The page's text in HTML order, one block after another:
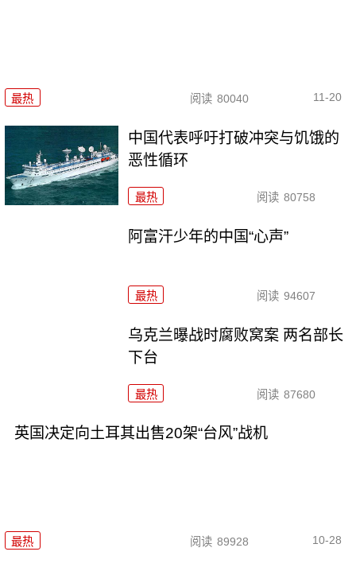
最热 阅读 80040 11-20
中国代表呼吁打破冲突与饥饿的
恶性循环
最热 阅读 80758
阿富汗少年的中国“心声”
最热 阅读 94607
乌克兰曝战时腐败窝案 两名部长
下台
最热 阅读 87680
英国决定向土耳其出售20架“台风”战机
最热 阅读 89928 10-28